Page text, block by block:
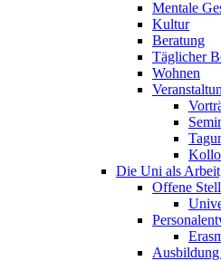
Mentale
Kultur
Beratung
Täglicher
Wohnen
Die Uni als
Offene